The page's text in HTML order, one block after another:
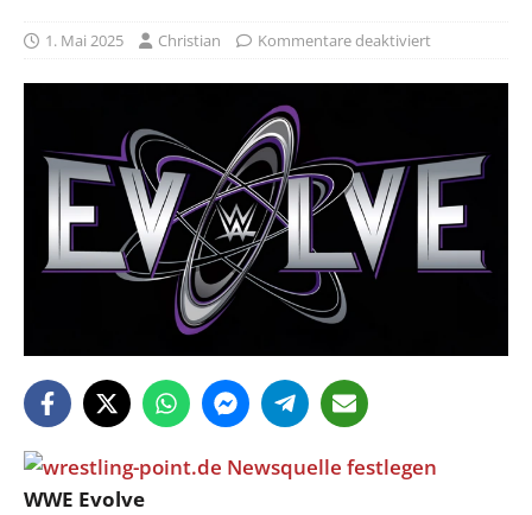
1. Mai 2025 Christian Kommentare deaktiviert
WWE Evolve